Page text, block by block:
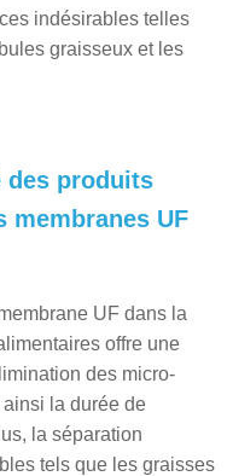
indésirables telles
graisseux et les
des produits
membranes UF
UF dans la
offre une
des micro-
la durée de
la séparation
tels que les graisses